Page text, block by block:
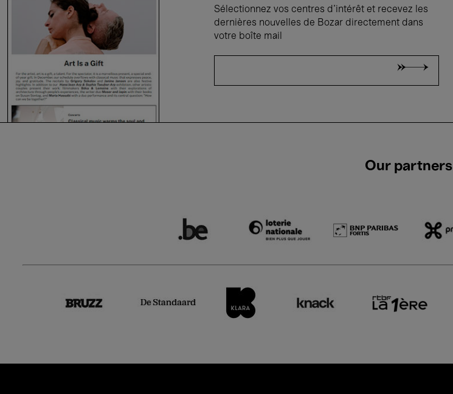
Sélectionnez vos centres d'intérêt et recevez les
dernières nouvelles de Bozar directement dans
votre boîte mail
Our partners